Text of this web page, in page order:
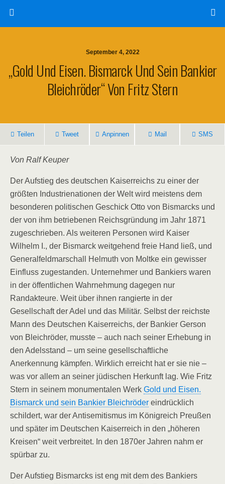
September 4, 2022
„Gold Und Eisen. Bismarck Und Sein Bankier
Bleichröder“ Von Fritz Stern
Teilen Tweet Anpinnen Mail SMS
Von Ralf Keuper
Der Aufstieg des deutschen Kaiserreichs zu einer der
größten Industrienationen der Welt wird meistens dem
besonderen politischen Geschick Otto von Bismarcks und
der von ihm betriebenen Reichsgründung im Jahr 1871
zugeschrieben. Als weiteren Personen wird Kaiser
Wilhelm I., der Bismarck weitgehend freie Hand ließ, und
Generalfeldmarschall Helmuth von Moltke ein gewisser
Einfluss zugestanden. Unternehmer und Bankiers waren
in der öffentlichen Wahrnehmung dagegen nur
Randakteure. Weit über ihnen rangierte in der
Gesellschaft der Adel und das Militär. Selbst der reichste
Mann des Deutschen Kaiserreichs, der Bankier Gerson
von Bleichröder, musste – auch nach seiner Erhebung in
den Adelsstand – um seine gesellschaftliche
Anerkennung kämpfen. Wirklich erreicht hat er sie nie –
was vor allem an seiner jüdischen Herkunft lag. Wie Fritz
Stern in seinem monumentalen Werk Gold und Eisen.
Bismarck und sein Bankier Bleichröder eindrücklich
schildert, war der Antisemitismus im Königreich Preußen
und später im Deutschen Kaiserreich in den „höheren
Kreisen“ weit verbreitet. In den 1870er Jahren nahm er
spürbar zu.
Der Aufstieg Bismarcks ist eng mit dem des Bankiers